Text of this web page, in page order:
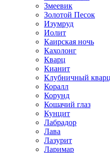
Змеевик
Золотой Песок
Изумруд
Иолит
Каирская ночь
Кахолонг
Кварц
Кианит
Клубничный кварц
Коралл
Корунд
Кошачий глаз
Кунцит
Лабрадор
Лава
Лазурит
Ларимар